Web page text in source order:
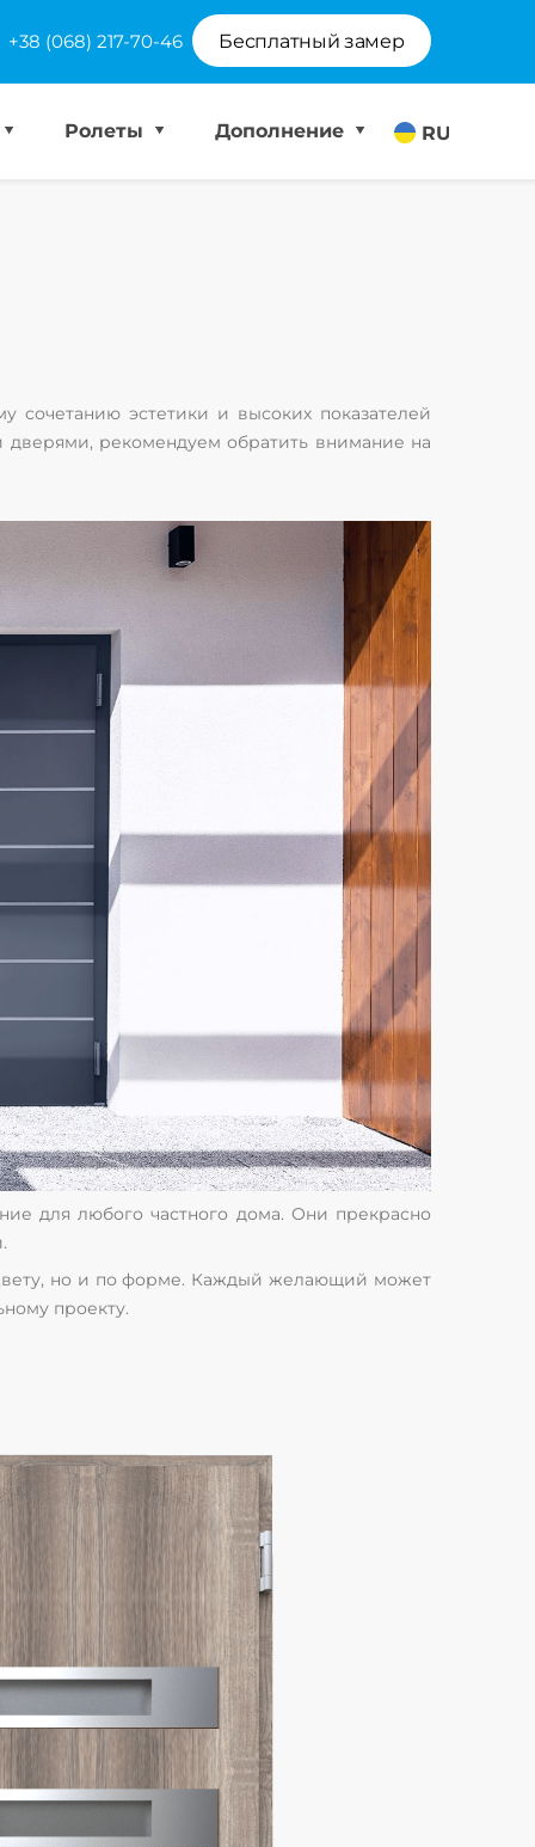
+38 (068) 217-70-46 Бесплатный замер
RU
Ролеты Дополнение
эстетики и высоких показателей
рекомендуем обратить внимание на
для любого частного дома. Они прекрасно
но и по форме. Каждый желающий может
проекту.